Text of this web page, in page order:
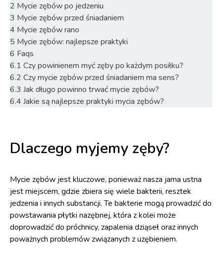
2 Mycie zębów po jedzeniu
3 Mycie zębów przed śniadaniem
4 Mycie zębów rano
5 Mycie zębów: najlepsze praktyki
6 Faqs
6.1 Czy powinienem myć zęby po każdym posiłku?
6.2 Czy mycie zębów przed śniadaniem ma sens?
6.3 Jak długo powinno trwać mycie zębów?
6.4 Jakie są najlepsze praktyki mycia zębów?
Dlaczego myjemy zęby?
Mycie zębów jest kluczowe, ponieważ nasza jama ustna
jest miejscem, gdzie zbiera się wiele bakterii, resztek
jedzenia i innych substancji. Te bakterie mogą prowadzić do
powstawania płytki nazębnej, która z kolei może
doprowadzić do próchnicy, zapalenia dziąseł oraz innych
poważnych problemów związanych z uzębieniem.